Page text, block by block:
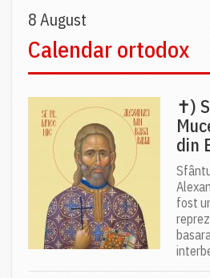
8 August
Calendar ortodox
✝)
din
fost